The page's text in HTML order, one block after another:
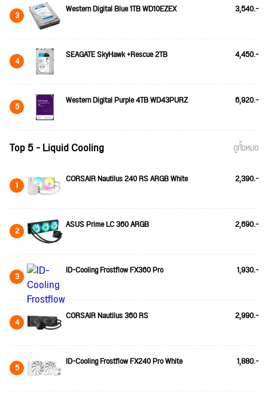
3 Western Digital Blue 1TB WD10EZEX 3,540.-
4 SEAGATE SkyHawk +Rescue 2TB 4,450.-
5 Western Digital Purple 4TB WD43PURZ 6,920.-
Top 5 - Liquid Cooling ดูทั้งหมด
1 CORSAIR Nautilus 240 RS ARGB White 2,390.-
2 ASUS Prime LC 360 ARGB 2,690.-
3 ID-Cooling Frostflow FX360 Pro 1,930.-
4 CORSAIR Nautilus 360 RS 2,990.-
5 ID-Cooling Frostflow FX240 Pro White 1,880.-